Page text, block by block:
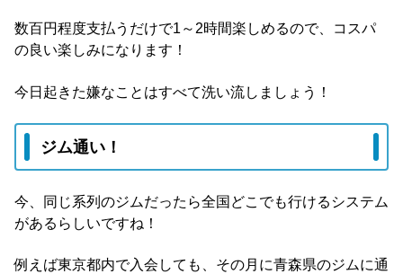
数百円程度支払うだけで1～2時間楽しめるので、コスパ
の良い楽しみになります！
今日起きた嫌なことはすべて洗い流しましょう！
ジム通い！
今、同じ系列のジムだったら全国どこでも行けるシステム
があるらしいですね！
例えば東京都内で入会しても、その月に青森県のジムに通